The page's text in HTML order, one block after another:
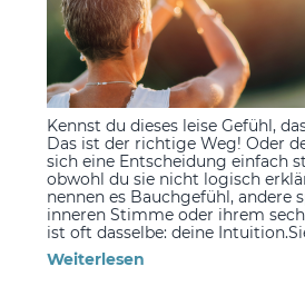
Kennst du dieses leise Gefühl,
Das ist der richtige Weg! Oder
sich eine Entscheidung einfach
obwohl du sie nicht logisch
nennen es Bauchgefühl, andere
inneren Stimme oder ihrem
ist oft dasselbe: deine
Weiterlesen